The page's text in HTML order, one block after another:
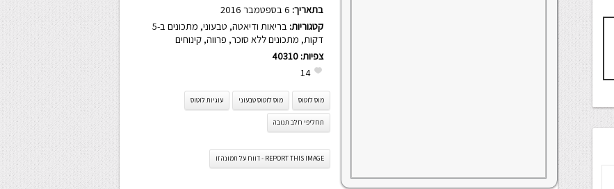
בתאריך:
קטגוריות: בריאות ודיאטה, טבעוני,
מתכונים ב-5
דקות, מתכונים ללא סוכר, פרווה, קינוחים
צפיות: 40310
14
מוס לוטוס מוס לוטוס טבעוני עוגיות לוטוס
תחליפי חלב תנובה
REPORT THIS IMAGE - דווח על תמונה זו